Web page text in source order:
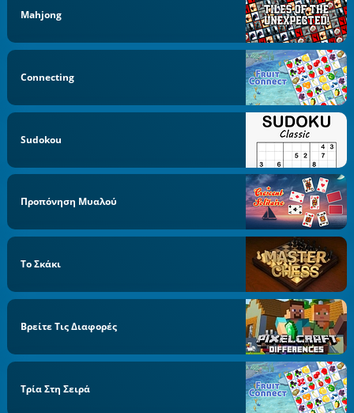
Mahjong
Connecting
Sudokou
Προπόνηση Μυαλού
Το Σκάκι
Βρείτε Τις Διαφορές
Τρία Στη Σειρά